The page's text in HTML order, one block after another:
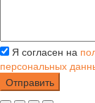
Я согласен на
персональных